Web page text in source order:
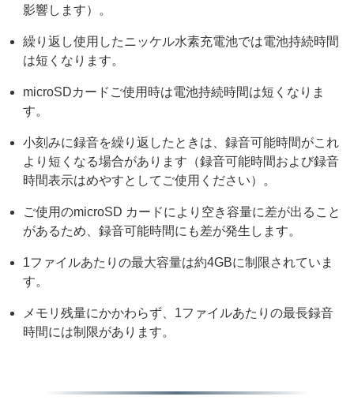
影響します）。
繰り返し使用したニッケル水素充電池では電池持続時間
は短くなります。
microSDカードご使用時は電池持続時間は短くなりま
す。
小刻みに録音を繰り返したときは、録音可能時間がこれ
より短くなる場合があります（録音可能時間および録音
時間表示はめやすとしてご使用ください）。
ご使用のmicroSD カードにより空き容量に差が出ること
があるため、録音可能時間にも差が発生します。
1ファイルあたりの最大容量は約4GBに制限されていま
す。
メモリ残量にかかわらず、1ファイルあたりの最長録音
時間には制限があります。